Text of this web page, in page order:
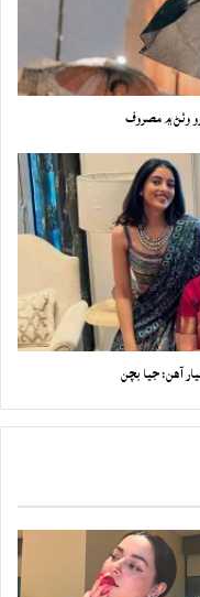
وٺڻ ۾ مصروف
آهن: جيا بچن